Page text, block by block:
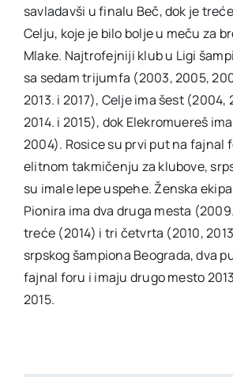
savladavši u finalu Beč, dok je
Celju, koje je bilo bolje u meču za
Mlake. Najtrofejniji klub u Ligi
sa sedam trijumfa (2003, 2005,
2013. i 2017), Celje ima šest (2004,
2014. i 2015), dok Elekromuereš
2004). Rosice su prvi put na fajnal
elitnom takmičenju za klubove,
su imale lepe uspehe. Ženska
Pionira ima dva druga mesta
treće (2014) i tri četvrta (2010,
srpskog šampiona Beograda, dva
fajnal foru i imaju drugo mesto
2015.